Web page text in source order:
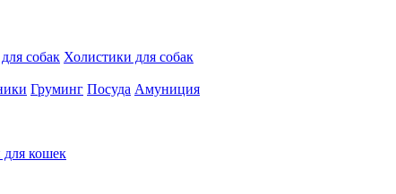
собак Холистики для собак
Груминг Посуда Амуниция
кошек